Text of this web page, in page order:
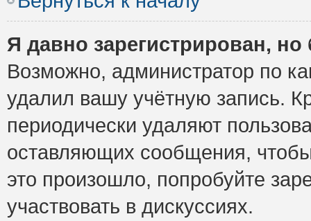
Я давно зарегистрирован,
Возможно, администратор по
удалил вашу учётную запись.
периодически удаляют
оставляющих сообщения,
это произошло, попробуйте
участвовать в дискуссиях.